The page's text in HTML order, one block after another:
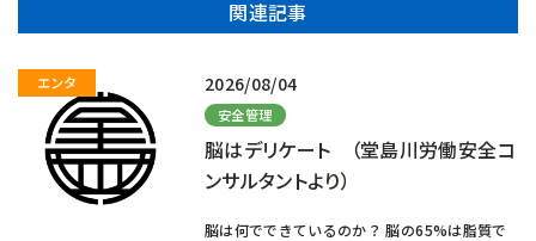
関連記事
2026/08/04
安全管理
脳はデリケート （堂島川労働安全コ
ンサルタントより）
脳は何でできているのか？ 脳の65%は脂質で